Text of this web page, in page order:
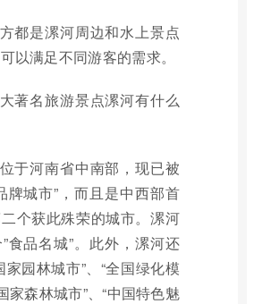
都是漯河周边和水上景点
以满足不同游客的需求。
著名旅游景点漯河有什么
于河南省中南部，现已被
牌城市”，而且是中西部首
个获此殊荣的城市。漯河
食品名城”。此外，漯河还
家园林城市”、“全国绿化模
家森林城市”、“中国特色魅